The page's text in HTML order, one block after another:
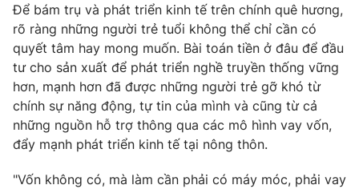
Tổng đài VTV:
024.38 355 931 - 024.38 355 932
Ðiện thoại Thời báo VTV:024.66 897 897
Email:toasoan@vtv.vn
Liên hệ quảng cáo:024-7300.7108
Để bám trụ và phát triển kinh tế trên chính quê hương,
rõ ràng những người trẻ tuổi không thể chỉ cần có
quyết tâm hay mong muốn. Bài toán tiền ở đâu để đầu
tư cho sản xuất để phát triển nghề truyền thống vững
hơn, mạnh hơn đã được những người trẻ gỡ khó từ
chính sự năng động, tự tin của mình và cũng từ cả
những nguồn hỗ trợ thông qua các mô hình vay vốn,
đẩy mạnh phát triển kinh tế tại nông thôn.
"Vốn không có, mà làm cần phải có máy móc, phải vay